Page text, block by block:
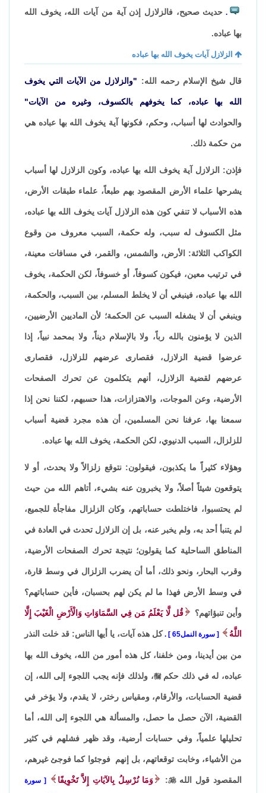
. حديث صحيح، فالزلازل إذن آية من آيات الله، يخوف الله
بها عباده.
الزلازل آيات يخوف الله بها عباده
قال شيخ الإسلام رحمه الله: "والزلازل من الآيات التي يخوف
الله بها عباده، كما يخوفهم بالكسوف، وغيره من الآيات"
والحوادث لها أسباب، وحكم، فكونها آية يخوف الله بها عباده هي
من حكمة ذلك.
فإذن: الزلازل آية يخوف الله بها عباده، وكون الزلازل لها أسباب
يشرحها علماء الأرض المقصود بهم طبعاً، علماء طبقات الأرض،
هذه الأسباب لا تنفي كون هذه الزلازل آيات يخوف الله بها عباده،
مثل الكسوف له سبب، وله حكمة، السبب معروف من وقوع
الكواكب الثلاثة: الأرض، والشمس، والقمر، في مسافات معينة،
في ترتيب معين، فيكون كسوفاً، أو خسوفاً، لكن الحكمة، يخوف
الله بها عباده، فينبغي أن لا يخلط المسلم، بين السبب، والحكمة،
وينبغي أن لا يشغله السبب عن الحكمة؛ لأن الماديين الأرضيين،
الذين لا يؤمنون بالله رباً، ولا بالإسلام ديناً، ولا بمحمد نبياً، إذا
عرضوا قضية الزلازل، فقصارى عرضهم للزلازل، فقصارى
عرضهم لقضية الزلازل، أنهم يتكلمون عن تحرك الصفحات
الأرضية، وعن الموجات، والاهتزازات، هذا حسبهم، لكننا نحن إذا
سمعنا بها، عرفنا نحن المسلمين، أن هذه مجرد قضية أسباب
للزلزال، السبب الدنيوي، لكن الحكمة، يخوف الله بها عباده.
وهؤلاء كثيراً ما يكذبون، فيقولون: نتوقع زلزالاً ولا يحدث، أو لا
يتوقعون شيئاً أصلاً، ولا يخبرون عنه بشيء، أتاهم الله من حيث
لم يحتسبوا، فاختلطت حساباتهم، وكان الزلزال مفاجأة للجميع،
لم يتنبأ أحد به، ولم يخبر عنه، بل إن الزلازل تحدث في العادة في
المناطق الساحلية كما يقولون؛ نتيجة تحرك الصفحات الأرضية،
وقرب البحار، ونحو ذلك، أما أن يضرب الزلزال في وسط قارة،
في وسط الأرض فهذا ما لم يكن لهم بحسبان، فأين حساباتهم؟
وأين تنبؤاتهم؟ قُل لَّا يَعْلَمُ مَن فِي السَّمَاوَاتِ وَالْأَرْضِ الْغَيْبَ إِلَّا
اللَّهُ سورة النمل65 .كل هذه آيات، يا أيها الناس: قد خلت النذر
من بين أيدينا، ومن خلفنا، كل هذه أمور من الله، يخوف الله بها
عباده، له في ذلك حكم، ولذلك فإنه يجب اللجوء إلى الله، إن
قضية الحسابات، والأرقام، ومقياس رختر، لا يقدم، ولا يؤخر في
القضية، الآن حصل ما حصل، والمسألة هي اللجوء إلى الله، أما
تحليلها علمياً، وفي حسابات أرضية، وقد ظهر فشلهم في كثير
من الأشياء، وخابت توقعاتهم، بل إنهم فوجئوا كما فوجئ غيرهم،
المقصود قول الله
: وَمَا نُرْسِلُ بِالآيَاتِ إِلاَّ تَخْوِيفًا سورة